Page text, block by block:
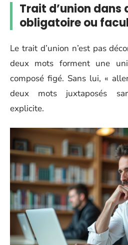
Trait d’union dans
obligatoire ou
Le trait d’union n’est pas
deux mots forment une
composé figé. Sans lui, «
deux mots juxtaposés
explicite.